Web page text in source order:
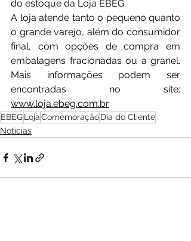
do estoque da Loja EBEG.
A loja atende tanto o pequeno quanto
o grande varejo, além do consumidor
final, com opções de compra em
embalagens fracionadas ou a granel.
Mais informações podem ser
www.loja.ebeg.com.br
EBEGLojaComemoraçãoDia do Cliente
Notícias